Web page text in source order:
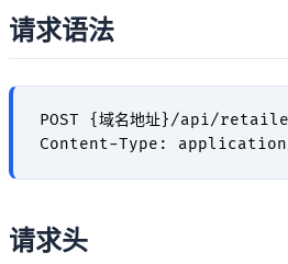
请求语法
POST {域名地址}/api/
请求头